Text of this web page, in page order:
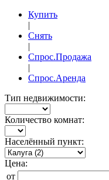
Купить
|
Снять
|
Спрос.Продажа
|
Спрос.Аренда
Тип недвижимости:
Количество комнат:
Населённый пункт:
Цена:
от